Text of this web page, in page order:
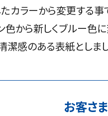
したカラーから変更
色から新しくブルー色
潔感のある表紙としま
お客さ